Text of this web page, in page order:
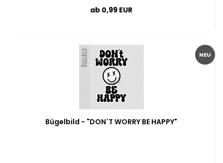
ab 0,99 EUR
NEU
Bügelbild - "DON`T WORRY BE HAPPY"